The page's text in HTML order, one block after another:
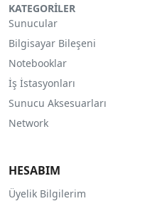
KATEGORİLER
Sunucular
Bilgisayar Bileşeni
Notebooklar
İş İstasyonları
Sunucu Aksesuarları
Network
HESABIM
Üyelik Bilgilerim